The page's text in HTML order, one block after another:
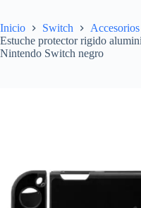
Inicio Switch
Estuche protector rigido
Nintendo Switch negro